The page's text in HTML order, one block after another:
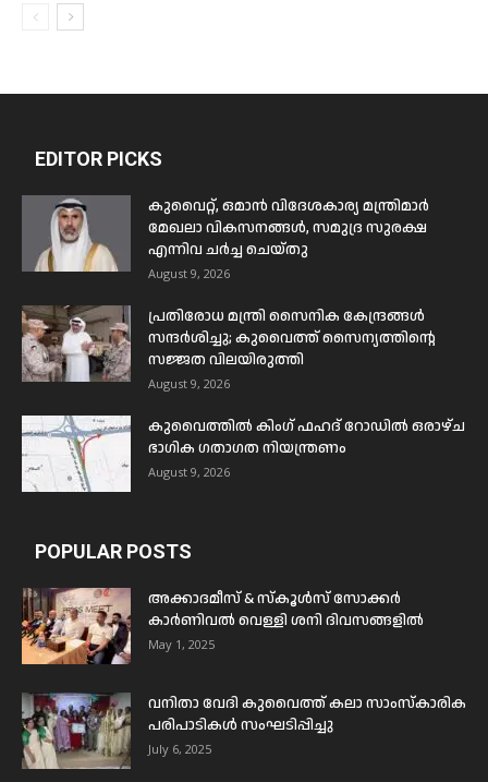
EDITOR PICKS
കുവൈറ്റ്, ഒമാൻ വിദേശകാര്യ മന്ത്രിമാർ
മേഖലാ വികസനങ്ങൾ, സമുദ്ര സുരക്ഷ
എന്നിവ ചർച്ച ചെയ്തു
August 9, 2026
പ്രതിരോധ മന്ത്രി സൈനിക കേന്ദ്രങ്ങൾ
സന്ദർശിച്ചു; കുവൈത്ത് സൈന്യത്തിന്റെ
സജ്ജത വിലയിരുത്തി
August 9, 2026
കുവൈത്തിൽ കിംഗ് ഫഹദ് റോഡിൽ ഒരാഴ്ച
ഭാഗിക ഗതാഗത നിയന്ത്രണം
August 9, 2026
POPULAR POSTS
അക്കാദമീസ് & സ്കൂൾസ് സോക്കർ
കാർണിവൽ വെള്ളി ശനി ദിവസങ്ങളിൽ
May 1, 2025
വനിതാ വേദി കുവൈത്ത് കലാ സാംസ്കാരിക
പരിപാടികൾ സംഘടിപ്പിച്ചു
July 6, 2025